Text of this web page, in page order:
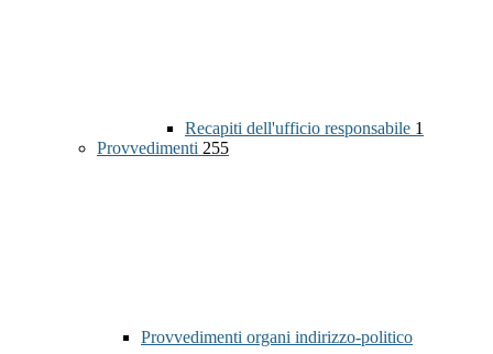
Recapiti dell'ufficio responsabile 1
Provvedimenti 255
Provvedimenti organi indirizzo-politico